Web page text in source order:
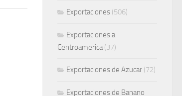
Exportaciones (506)
Exportaciones a
Centroamerica(37)
Exportaciones de Azucar (72)
Exportaciones de Banano